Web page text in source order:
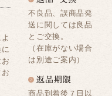
不良品、誤商品発
送に関しては良品
とご交換。
（在庫がない場合
は別途ご案内）
商品到着後７日以